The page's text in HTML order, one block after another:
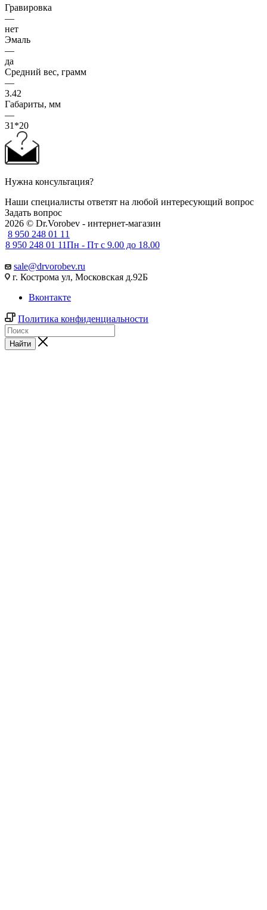
Гравировка
—
нет
Эмаль
—
да
Средний вес, грамм
—
3.42
Габариты, мм
—
31*20
Нужна консультация?
Наши специалисты ответят на любой интересующий вопрос
Задать вопрос
2026 © Dr.Vorobev - интернет-магазин
8 950 248 01 11
8 950 248 01 11Пн - Пт с 9.00 до 18.00
sale@drvorobev.ru
г. Кострома ул, Московская д.92Б
Вконтакте
Политика конфиденциальности
Найти